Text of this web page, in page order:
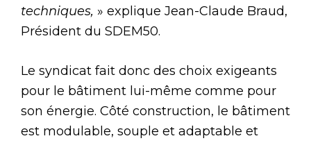
techniques, » explique Jean-Claude Braud,
Président du SDEM50.
Le syndicat fait donc des choix exigeants
pour le bâtiment lui-même comme pour
son énergie. Côté construction, le bâtiment
est modulable, souple et adaptable et